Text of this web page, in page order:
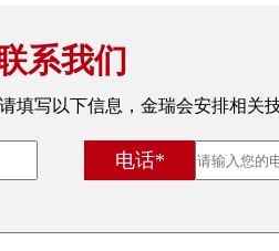
系我们
填写以下信息，金瑞会安排相关
电话*